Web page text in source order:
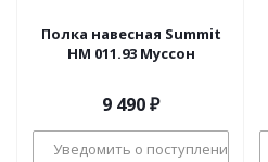
Полка навесная Summit
НМ 011.93 Муссон
9 490₽
Уведомить о поступлении